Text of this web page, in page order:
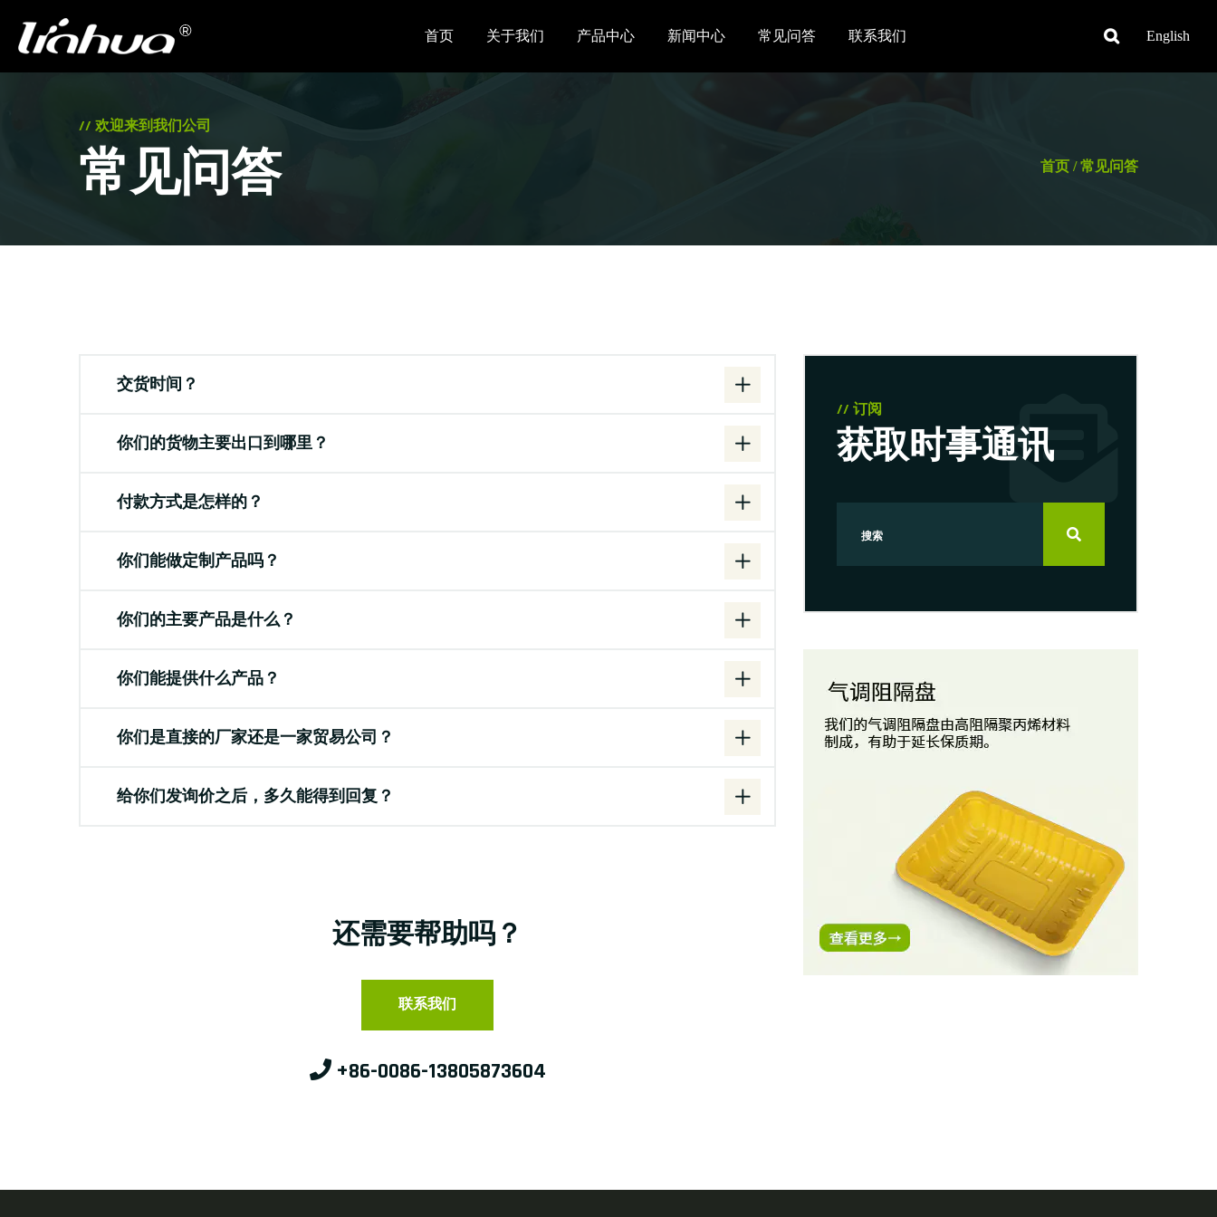
首页 关于我们 产品中心 新闻中心 常见问答 联系我们 English
// 欢迎来到我们公司
常见问答 首页 /常见问答
交货时间？
你们的货物主要出口到哪里？
付款方式是怎样的？
你们能做定制产品吗？
你们的主要产品是什么？
你们能提供什么产品？
你们是直接的厂家还是一家贸易公司？
给你们发询价之后，多久能得到回复？
还需要帮助吗？
联系我们
+86-0086-13805873604
// 订阅
获取时事通讯